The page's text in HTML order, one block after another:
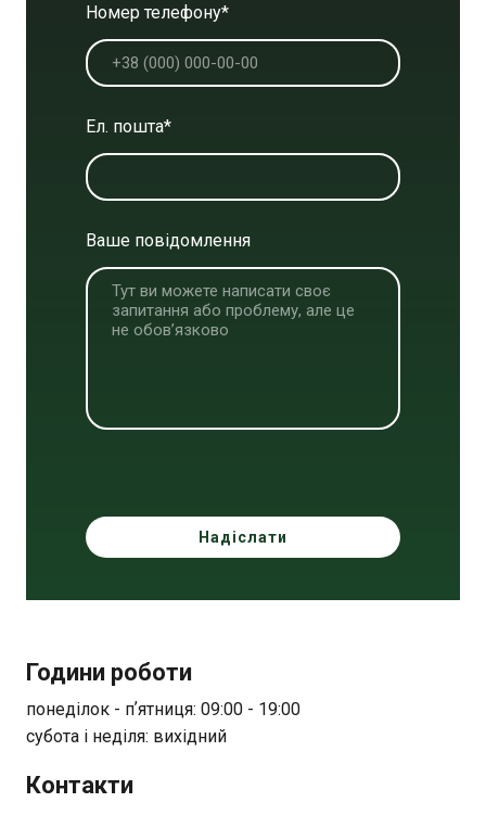
Номер телефону*
Ел. пошта*
Ваше повідомлення
Надіслати
Години роботи
понеділок - пʼятниця: 09:00 - 19:00
субота і неділя: вихідний
Контакти